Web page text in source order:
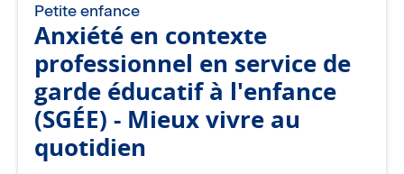
Petite enfance
Anxiété en contexte
professionnel en service de
garde éducatif à l'enfance
(SGÉE) - Mieux vivre au
quotidien